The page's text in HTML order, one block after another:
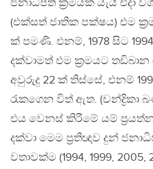
ජනාධිපති ක්‍රමයක් යැයි එදා
(එක්සත් ජාතික පක්ෂය) එම
ක් පමණි. එනම්, 1978 සිට
දක්වාමත් එම ක්‍රමයට
අවුරුදු 22 ක් තිස්සේ, එනම්
රැකගෙන විත් ඇත. (චන්ද්‍රිකා
එය වෙනස් කිරීමේ යම්
දක්වා මෙම ප්‍රතිඥාව දුන්
වතාවක්ම (1994, 1999,